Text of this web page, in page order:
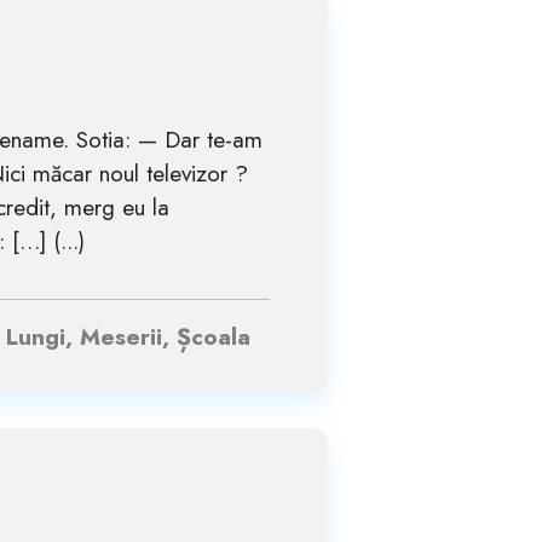
Sotia: — Dar te-am
măcar noul televizor ?
merg eu la
[…] (...)
Meserii, Școala